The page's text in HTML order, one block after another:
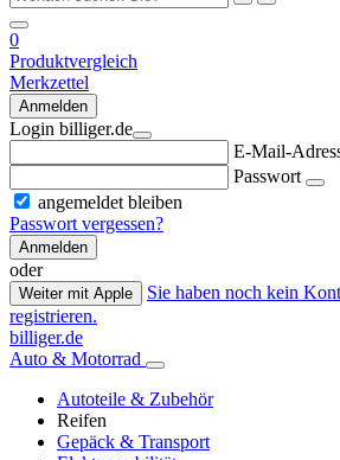
0
Produktvergleich
Merkzettel
Anmelden
Login billiger.de
E-Mail-
Passwort
angemeldet bleiben
Passwort vergessen?
Anmelden
oder
Weiter mit Apple
Sie haben noch kein
registrieren.
billiger.de
Auto & Motorrad
Autoteile & Zubehör
Reifen
Gepäck & Transport